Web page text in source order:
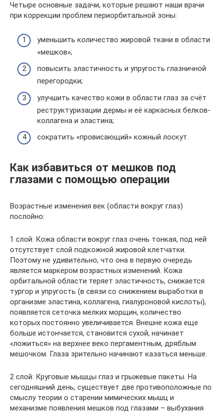
Четыре основные задачи, которые решают наши врачи
при коррекции проблем периорбитальной зоны:
уменьшить количество жировой ткани в области
«мешков»;
повысить эластичность и упругость глазничной
перегородки;
улучшить качество кожи в области глаз за счёт
реструктуризации дермы и её каркасных белков-
коллагена и эластина;
сократить «провисающий» кожный лоскут.
Как избавиться от мешков под
глазами с помощью операции
Возрастные изменения век (области вокруг глаз)
послойно:
1 слой: Кожа области вокруг глаз очень тонкая, под ней
отсутствует слой подкожной жировой клетчатки.
Поэтому не удивительно, что она в первую очередь
является маркером возрастных изменений. Кожа
орбитальной области теряет эластичность, снижается
тургор и упругость (в связи со снижением выработки в
организме эластина, коллагена, гиалуроновой кислоты),
появляется сеточка мелких морщин, количество
которых постоянно увеличивается. Внешне кожа еще
больше истончается, становится сухой, начинает
«ложиться» на верхнее веко пергаментным, дряблым
мешочком. Глаза зрительно начинают казаться меньше.
2 слой: Круговые мышцы глаз и грыжевые пакеты. На
сегодняшний день, существует две противоположные по
смыслу теории о старении мимических мышц и
механизме появления мешков под глазами – выбухания